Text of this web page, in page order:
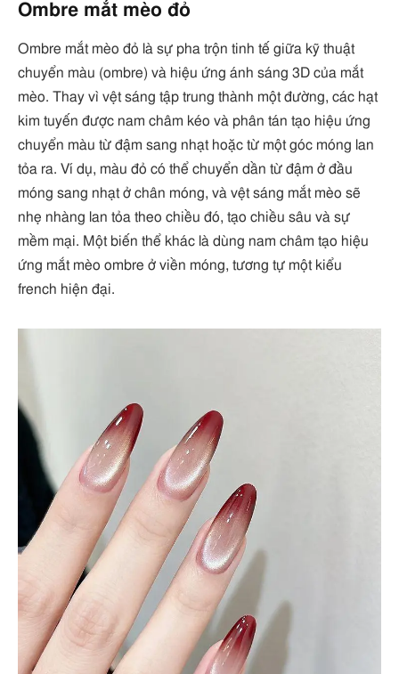
Ombre mắt mèo đỏ
Ombre mắt mèo đỏ là sự pha trộn tinh tế giữa kỹ thuật
chuyển màu (ombre) và hiệu ứng ánh sáng 3D của mắt
mèo. Thay vì vệt sáng tập trung thành một đường, các hạt
kim tuyến được nam châm kéo và phân tán tạo hiệu ứng
chuyển màu từ đậm sang nhạt hoặc từ một góc móng lan
tỏa ra. Ví dụ, màu đỏ có thể chuyển dần từ đậm ở đầu
móng sang nhạt ở chân móng, và vệt sáng mắt mèo sẽ
nhẹ nhàng lan tỏa theo chiều đó, tạo chiều sâu và sự
mềm mại. Một biến thể khác là dùng nam châm tạo hiệu
ứng mắt mèo ombre ở viền móng, tương tự một kiểu
french hiện đại.